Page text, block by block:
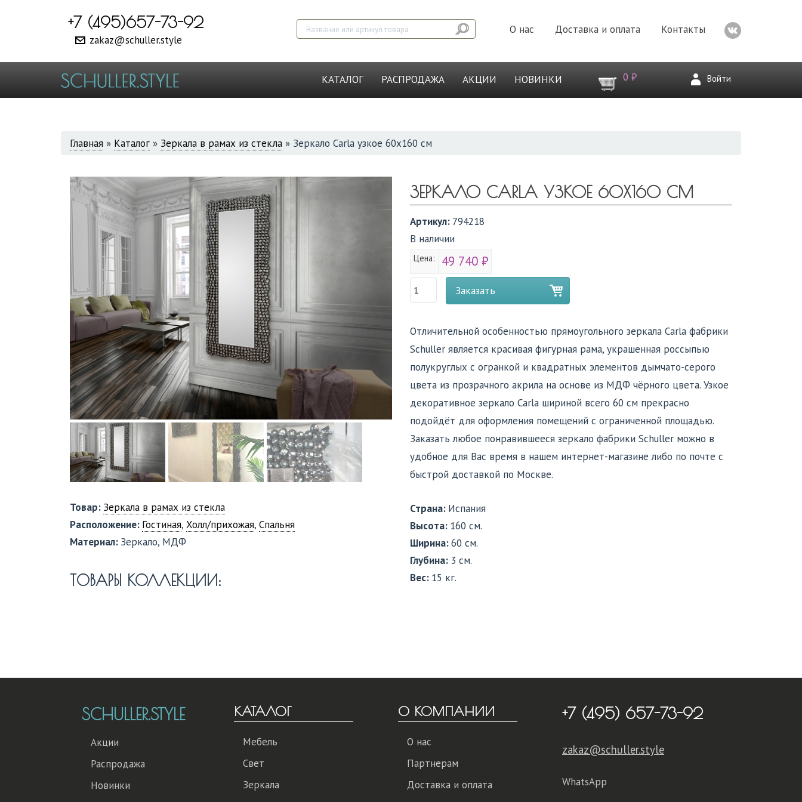
+7 (495)657-73-92
zakaz@schuller.style
О нас Доставка и оплата Контакты
КАТАЛОГ РАСПРОДАЖА АКЦИИ НОВИНКИ 0 ₽ Войти
ВЫ
Главная » Каталог » Зеркала в рамах из стекла » Зеркало Carla узкое 60x160 см
Товар: Зеркала в рамах из стекла
Расположение: Гостиная, Холл/прихожая, Спальня
Материал: Зеркало, МДФ
ТОВАРЫ КОЛЛЕКЦИИ:
ЗЕРКАЛО CARLA УЗКОЕ 60X160 СМ
Артикул: 794218
В наличии
Цена: 49 740 ₽
Заказать
Отличительной особенностью прямоугольного зеркала Carla фабрики
Schuller является красивая фигурная рама, украшенная россыпью
полукруглых с огранкой и квадратных элементов дымчато-серого
цвета из прозрачного акрила на основе из МДФ чёрного цвета. Узкое
декоративное зеркало Carla шириной всего 60 см прекрасно
подойдёт для оформления помещений с ограниченной площадью.
Заказать любое понравившееся зеркало фабрики Schuller можно в
удобное для Вас время в нашем интернет-магазине либо по почте с
быстрой доставкой по Москве.
Страна: Испания
Высота: 160 см.
Ширина:60 см.
Глубина: 3 см.
Вес: 15 кг.
SCHULLER.STYLE
Акции
Распродажа
Новинки
КАТАЛОГ
Мебель
Свет
Зеркала
О КОМПАНИИ
О нас
Партнерам
Доставка и оплата
+7 (495) 657-73-92
zakaz@schuller.style
WhatsApp